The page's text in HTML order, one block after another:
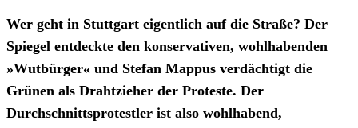
Wer geht in Stuttgart eigentlich auf die Straße? Der
Spiegel entdeckte den konservativen, wohlhabenden
»Wutbürger« und Stefan Mappus verdächtigt die
Grünen als Drahtzieher der Proteste. Der
Durchschnittsprotestler ist also wohlhabend,